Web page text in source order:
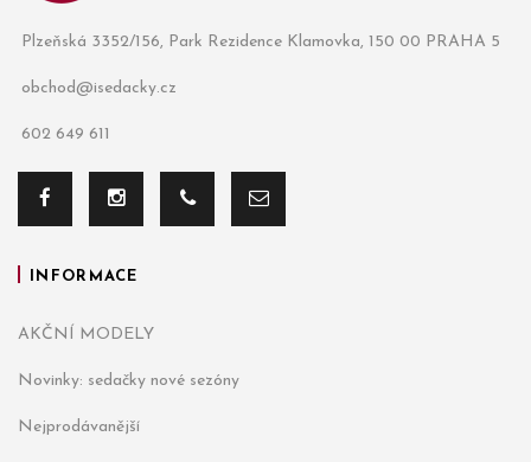
Plzeňská 3352/156, Park Rezidence Klamovka, 150 00 PRAHA 5
obchod@isedacky.cz
602 649 611
INFORMACE
AKČNÍ MODELY
Novinky: sedačky nové sezóny
Nejprodávanější